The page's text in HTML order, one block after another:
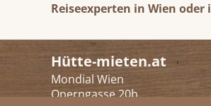
Reiseexperten in Wien
Hütte-mieten.at
Mondial Wien
Operngasse 20b